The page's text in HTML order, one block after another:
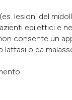
lesioni del
epilettici e
consente un
lattasi o da